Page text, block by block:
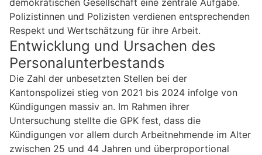
Polizistinnen und Polizisten verdienen entsprechenden
Respekt und Wertschätzung für ihre Arbeit.
Entwicklung und Ursachen des
Personalunterbestands
Die Zahl der unbesetzten Stellen bei der
Kantonspolizei stieg von 2021 bis 2024 infolge von
Kündigungen massiv an. Im Rahmen ihrer
Untersuchung stellte die GPK fest, dass die
Kündigungen vor allem durch Arbeitnehmende im Alter
zwischen 25 und 44 Jahren und überproportional